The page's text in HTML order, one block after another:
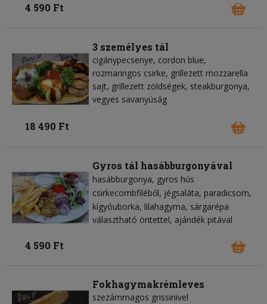
4 590 Ft
3 személyes tál
cigánypecsenye, cordon blue,
rozmaringos csirke, grillezett mozzarella
sajt, grillezett zöldségek, steakburgonya,
vegyes savanyúság
18 490 Ft
Gyros tál hasábburgonyával
hasábburgonya gyros hús
csirkecombfiléből jégsaláta paradicsom
kígyóuborka lilahagyma sárgarépa
választható öntettel, ajándék pitával
4 590 Ft
Fokhagymakrémleves
szezámmagos grissinivel